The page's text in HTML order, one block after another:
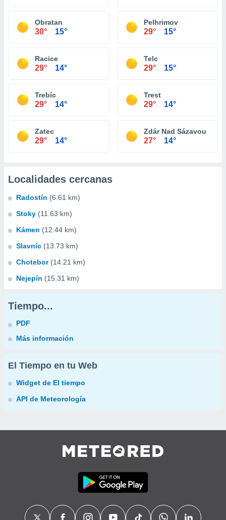
Obratan
30° 15°
Pelhrimov
29° 15°
Racice
29° 14°
Telc
29° 15°
Trebíc
29° 14°
Trest
29° 14°
Zatec
29° 14°
Zdár Nad Sázavou
27° 14°
Localidades cercanas
Radostín (6.61 km)
Stoky (11.63 km)
Kámen (12.44 km)
Slavníc (13.73 km)
Chotebor (14.21 km)
Nejepín (15.31 km)
Tiempo...
PDF
Más información
El Tiempo en tu Web
Widget de El tiempo
API de Meteorología